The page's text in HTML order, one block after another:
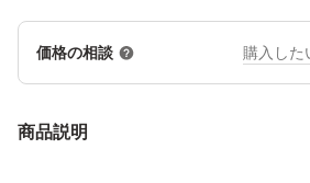
価格の相談
商品説明